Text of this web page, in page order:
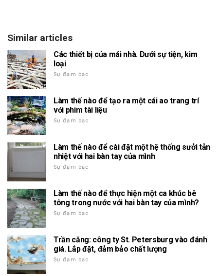
Similar articles
Các thiết bị của mái nhà. Dưới sự tiện, kim
loại
Sự đạm bạc
Làm thế nào để tạo ra một cái ao trang trí
với phim tài liệu
Sự đạm bạc
Làm thế nào để cài đặt một hệ thống sưởi tản
nhiệt với hai bàn tay của mình
Sự đạm bạc
Làm thế nào để thực hiện một ca khúc bê
tông trong nước với hai bàn tay của mình?
Sự đạm bạc
Trần căng: công ty St. Petersburg vào đánh
giá. Lắp đặt, đảm bảo chất lượng
Sự đạm bạc